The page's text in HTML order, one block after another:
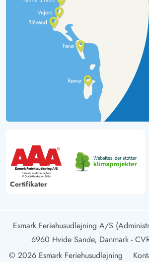
Certifikater
Esmark Feriehusudlejning A/S
6960 Hvide Sande, Danmark -
© 2026 Esmark Feriehusudlejning